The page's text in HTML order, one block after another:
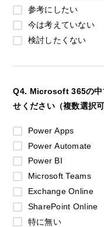
参考にしたい
今は考えていない
検討したくない
Q4. Microsoft 365の中
せください（複数選択可
Power Apps
Power Automate
Power BI
Microsoft Teams
Exchange Online
SharePoint Online
特に無い